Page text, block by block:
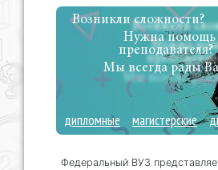
Возникли сложности?
Нужна помощь
преподавателя?
Мы всегда рады
дипломные магистерские
Федеральный ВУЗ